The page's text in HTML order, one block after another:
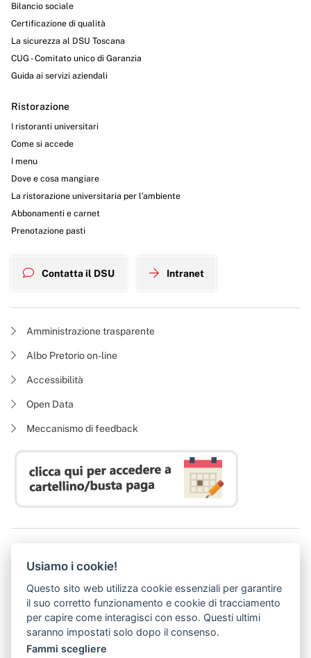
Bilancio sociale
Certificazione di qualità
La sicurezza al DSU Toscana
CUG - Comitato unico di Garanzia
Guida ai servizi aziendali
Ristorazione
I ristoranti universitari
Come si accede
I menu
Dove e cosa mangiare
La ristorazione universitaria per l’ambiente
Abbonamenti e carnet
Prenotazione pasti
Contatta il DSU Intranet
Amministrazione trasparente
Albo Pretorio on-line
Accessibilità
Open Data
Meccanismo di feedback
P. I. 05913670484 | C. F. 94164020482
Domicilio digitale:
dsutoscana@postacert.toscana.it
(abilitato alla ricezione di soli messaggi di posta elettronica certificata)
Usiamo i cookie!
Questo sito web utilizza cookie essenziali per garantire
il suo corretto funzionamento e cookie di tracciamento
per capire come interagisci con esso. Questi ultimi
saranno impostati solo dopo il consenso.
Fammi scegliere